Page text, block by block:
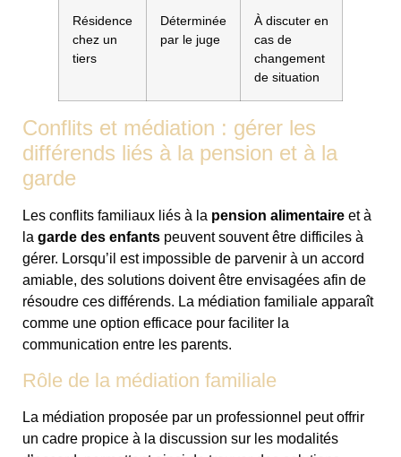
Résidence
chez un
tiers
Déterminée
par le juge
À discuter en
cas de
changement
de situation
Conflits et médiation : gérer les
différends liés à la pension et à la
garde
Les conflits familiaux liés à la pension alimentaire et à
la garde des enfants peuvent souvent être difficiles à
gérer. Lorsqu’il est impossible de parvenir à un accord
amiable, des solutions doivent être envisagées afin de
résoudre ces différends. La médiation familiale apparaît
comme une option efficace pour faciliter la
communication entre les parents.
Rôle de la médiation familiale
La médiation proposée par un professionnel peut offrir
un cadre propice à la discussion sur les modalités